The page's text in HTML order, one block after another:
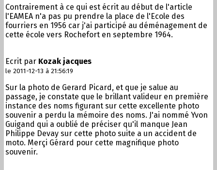
Contrairement à ce qui est écrit au début de l'article
l'EAMEA n'a pas pu prendre la place de l'Ecole des
fourriers en 1956 car j'ai participé au déménagement de
cette école vers Rochefort en septembre 1964.
Ecrit par Kozak jacques
le 2011-12-13 à 21:56:19
Sur la photo de Gerard Picard, et que je salue au
passage, je constate que le brillant valideur en première
instance des noms figurant sur cette excellente photo
souvenir a perdu la mémoire des noms. J'ai nommé Yvon
Guigand qui a oublié de préciser qu'il manque Jean
Philippe Devay sur cette photo suite a un accident de
moto. Merçi Gérard pour cette magnifique photo
souvenir.